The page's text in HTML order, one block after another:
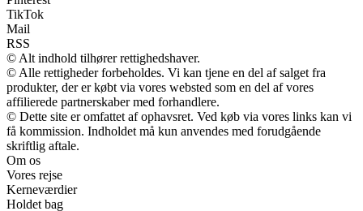
TikTok
Mail
RSS
© Alt indhold tilhører rettighedshaver.
© Alle rettigheder forbeholdes. Vi kan tjene en del af salget fra
produkter, der er købt via vores websted som en del af vores
affilierede partnerskaber med forhandlere.
© Dette site er omfattet af ophavsret. Ved køb via vores links kan vi
få kommission. Indholdet må kun anvendes med forudgående
skriftlig aftale.
Om os
Vores rejse
Kerneværdier
Holdet bag